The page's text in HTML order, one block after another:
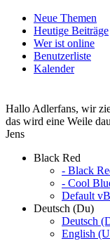
Neue Themen
Heutige Beiträge
Wer ist online
Benutzerliste
Kalender
Hallo Adlerfans, wir
das wird eine Weile
Jens
Black Red
- Black
- Cool
Default
Deutsch (Du)
Deutsch
English